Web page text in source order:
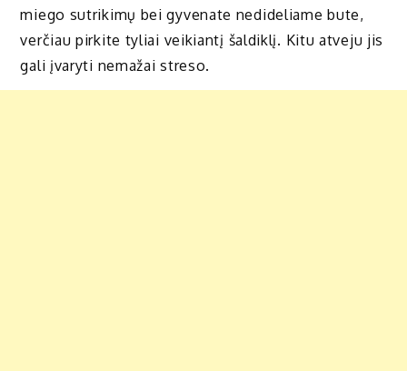
miego sutrikimų bei gyvenate nedideliame bute,
verčiau pirkite tyliai veikiantį šaldiklį. Kitu atveju jis
gali įvaryti nemažai streso.